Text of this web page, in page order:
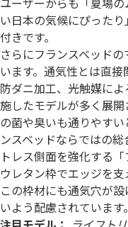
い日本の気候にぴった
付きです。
さらにフランスベッド
います。通気性とは直接
防ダニ加工、光触媒に
施したモデルが多く展
の菌や臭いも通りやす
ンスベッドならではの
トレス側面を強化する
ウレタン枠でエッジを
この枠材にも通気穴が
いよう配慮されています。